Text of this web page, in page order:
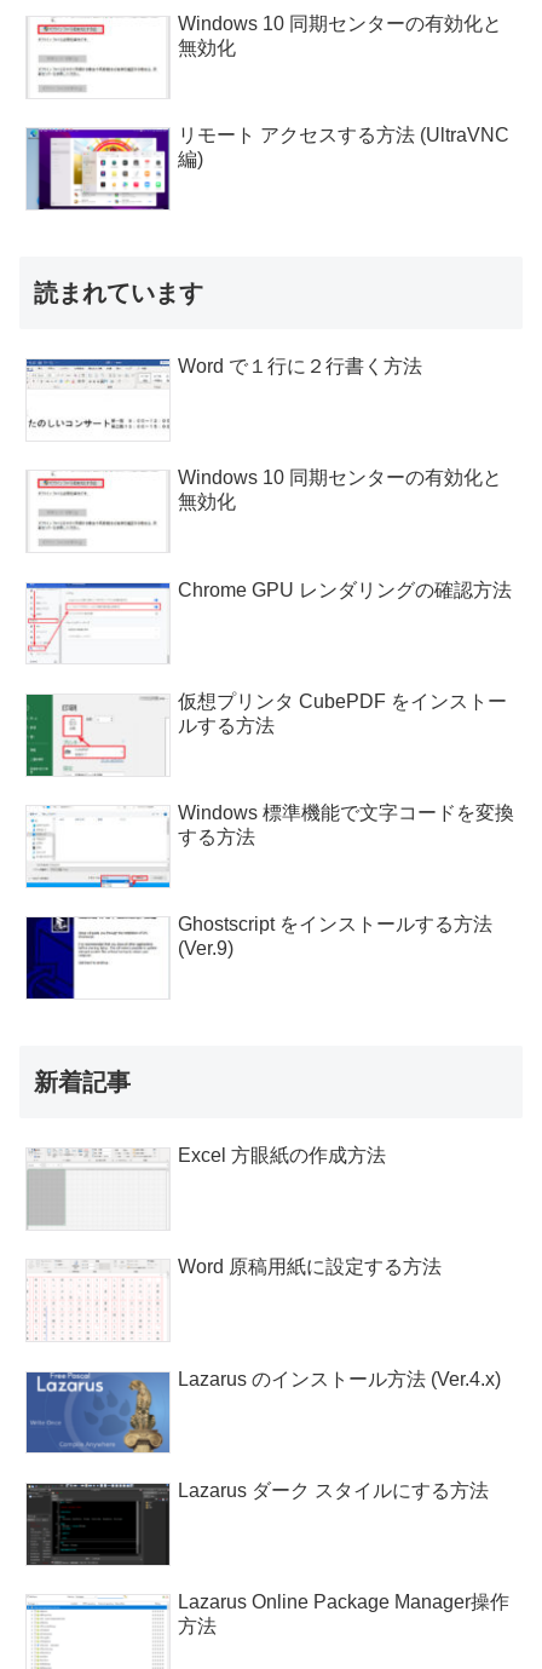
Windows 10 同期センターの有効化と
無効化
リモート アクセスする方法 (UltraVNC
編)
読まれています
Word で１行に２行書く方法
Windows 10 同期センターの有効化と
無効化
Chrome GPU レンダリングの確認方法
仮想プリンタ CubePDF をインストー
ルする方法
Windows 標準機能で文字コードを変換
する方法
Ghostscript をインストールする方法
(Ver.9)
新着記事
Excel 方眼紙の作成方法
Word 原稿用紙に設定する方法
Lazarus のインストール方法 (Ver.4.x)
Lazarus ダーク スタイルにする方法
Lazarus Online Package Manager操作
方法